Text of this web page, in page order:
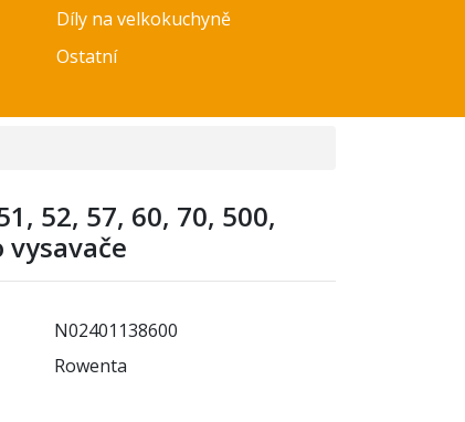
Díly na velkokuchyně
Ostatní
52, 57, 60, 70, 500,
vysavače
N02401138600
Rowenta